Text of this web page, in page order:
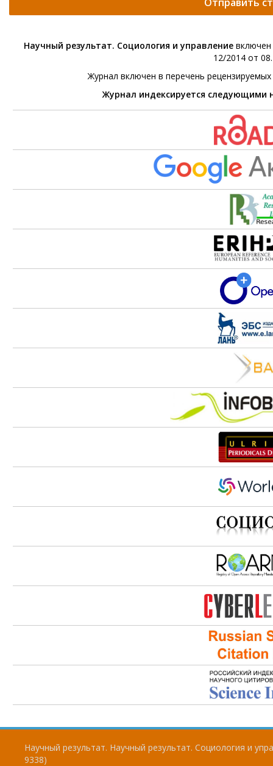
Научный результат. Социология и управление
12/2014 от
Журнал включен в перечень
Журнал индексируется
Научный результат. Научный результат. Социология и
9338)